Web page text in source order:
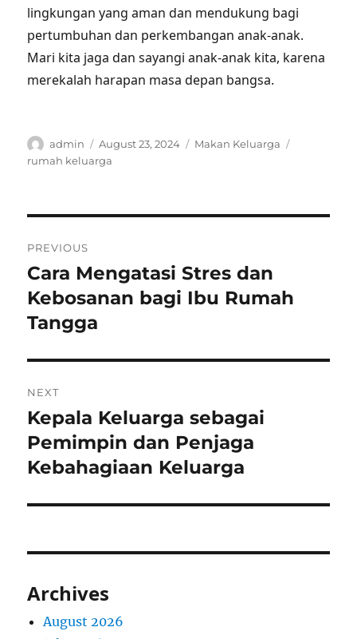
lingkungan yang aman dan mendukung bagi
pertumbuhan dan perkembangan anak-anak.
Mari kita jaga dan sayangi anak-anak kita, karena
merekalah harapan masa depan bangsa.
Author
admin
Posted
on
August 23, 2024 Categories
Makan Keluarga
rumah keluarga
navigation
PREVIOUS
Previous
post:
Cara Mengatasi Stres dan
Kebosanan bagi Ibu Rumah
Tangga
NEXT
Next
post:
Kepala Keluarga sebagai
Pemimpin dan Penjaga
Kebahagiaan Keluarga
Archives
August 2026